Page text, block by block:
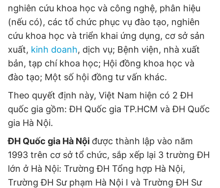
nghiên cứu khoa học và công nghệ, phân hiệu
(nếu có), các tổ chức phục vụ đào tạo, nghiên
cứu khoa học và triển khai ứng dụng, cơ sở sản
xuất, kinh doanh, dịch vụ; Bệnh viện, nhà xuất
bản, tạp chí khoa học; Hội đồng khoa học và
đào tạo; Một số hội đồng tư vấn khác.
Theo quyết định này, Việt Nam hiện có 2 ĐH
quốc gia gồm: ĐH Quốc gia TP.HCM và ĐH Quốc
gia Hà Nội.
ĐH Quốc gia Hà Nội được thành lập vào năm
1993 trên cơ sở tổ chức, sắp xếp lại 3 trường ĐH
lớn ở Hà Nội: Trường ĐH Tổng hợp Hà Nội,
Trường ĐH Sư phạm Hà Nội I và Trường ĐH Sư